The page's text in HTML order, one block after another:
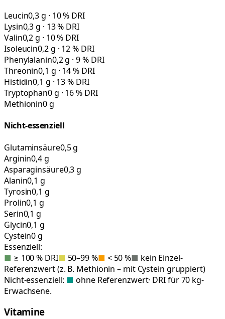
Leucin0,3 g · 10 % DRI
Lysin0,3 g · 13 % DRI
Valin0,2 g · 10 % DRI
Isoleucin0,2 g · 12 % DRI
Phenylalanin0,2 g · 9 % DRI
Threonin0,1 g · 14 % DRI
Histidin0,1 g · 13 % DRI
Tryptophan0 g · 16 % DRI
Methionin0 g
Nicht-essenziell
Glutaminsäure0,5 g
Arginin0,4 g
Asparaginsäure0,3 g
Alanin0,1 g
Tyrosin0,1 g
Prolin0,1 g
Serin0,1 g
Glycin0,1 g
Cystein0 g
Essenziell:
■ ≥ 100 % DRI■ 50–99 %■ < 50 %■ kein Einzel-
Referenzwert (z. B. Methionin – mit Cystein gruppiert)
Nicht-essenziell: ■ ohne Referenzwert· DRI für 70 kg-
Erwachsene.
Vitamine